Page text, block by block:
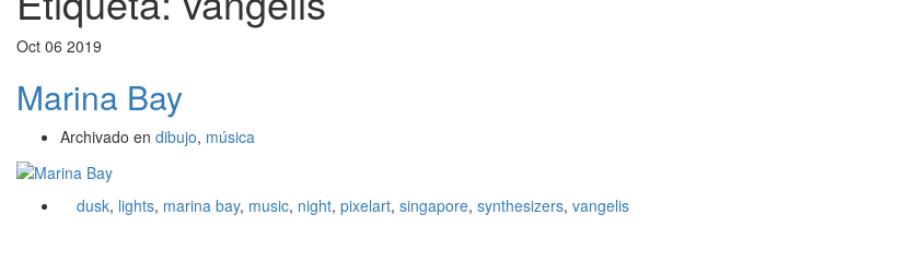
Oct 06 2019
Marina Bay
Archivado en dibujo, música
dusk, lights, marina bay, music, night, pixelart, singapore, synthesizers, vangelis